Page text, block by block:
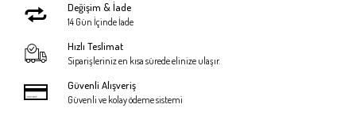
Değişim & İade
14 Gün İçinde İade
Hızlı Teslimat
Siparişleriniz en kısa sürede elinize ulaşır.
Güvenli Alışveriş
Güvenli ve kolay ödeme sistemi